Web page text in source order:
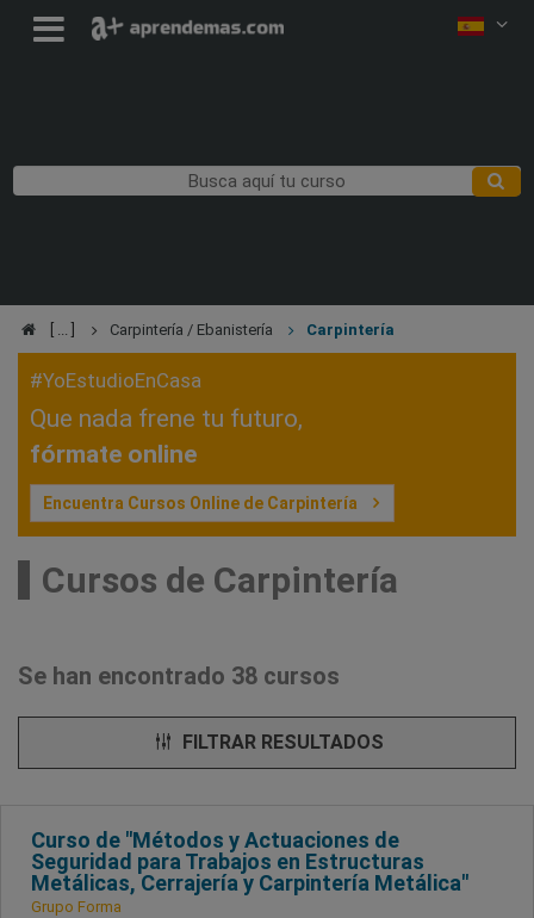
Carpintería / Ebanistería Carpintería
#YoEstudioEnCasa
Que nada frene tu futuro,
fórmate online
Encuentra Cursos Online de Carpintería
Cursos de Carpintería
Se han encontrado 38 cursos
FILTRAR RESULTADOS
Curso de "Métodos y Actuaciones de
Seguridad para Trabajos en Estructuras
Metálicas, Cerrajería y Carpintería Metálica"
Grupo Forma